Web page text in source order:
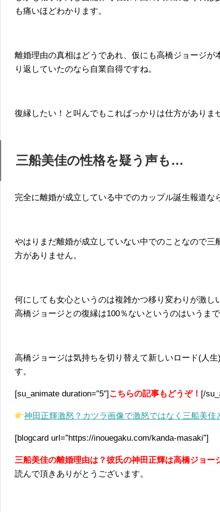
も痛いほどわかります。
離婚理由の真相はどうであれ、仮にも高橋ジョージが
り返していたのなら自業自得ですね。
復縁したい！と叫んでもこればっかりは仕方があり
三船美佳の性格を疑う声も…
完全に離婚が成立している中でのカップル誕生報道な
やはりまだ離婚が成立していない中でのことなので三
方がありません。
何にしても女心というのは複雑かつ移り変わりが激し
高橋ジョージとの復縁は100％ないというのはいうま
高橋ジョージは気持ちを切り替えて新しいロード(人
す。
[su_animate duration=”5″]こちらの記事もどうぞ！ [/
神田正輝激怒？カツラ画像で激怒ではなく三船美佳
[blogcard url=”https://inouegaku.com/kanda-masaki”]
三船美佳の離婚理由は？彼氏の神田正輝は高橋ジョー
読んで頂きありがとうございます。